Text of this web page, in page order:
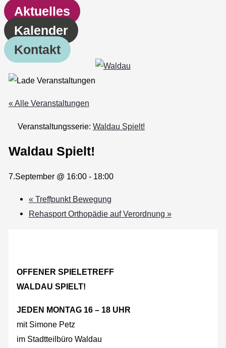
Aktuelles
Kalender
Kontakt
« Alle Veranstaltungen
Veranstaltungsserie: Waldau Spielt!
Waldau Spielt!
7.September @ 16:00- 18:00
« Treffpunkt Bewegung
Rehasport Orthopädie auf Verordnung »
OFFENER SPIELETREFF
WALDAU SPIELT!
JEDEN MONTAG 16 – 18 UHR
mit Simone Petz
im Stadtteilbüro Waldau